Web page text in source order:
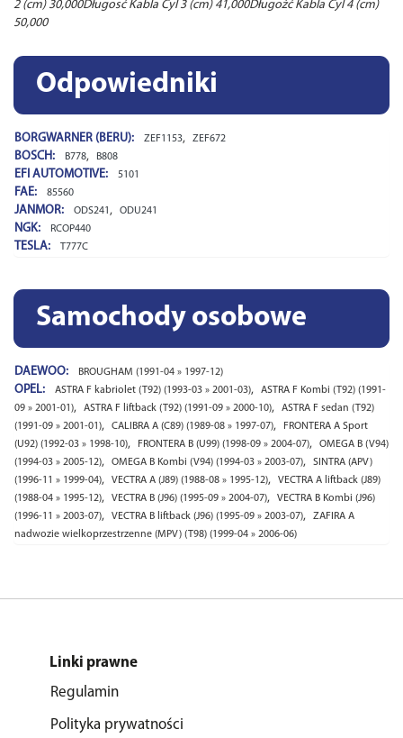
2 (cm) 30,000Długosć Kabla Cyl 3 (cm) 41,000Długożć Kabla Cyl 4 (cm)
50,000
Odpowiedniki
BORGWARNER (BERU): ZEF1153, ZEF672
BOSCH: B778, B808
EFI AUTOMOTIVE: 5101
FAE: 85560
JANMOR: ODS241 , ODU241
NGK: RCOP440
TESLA: T777C
Samochody osobowe
DAEWOO: BROUGHAM (1991-04 » 1997-12)
OPEL: ASTRA F kabriolet (T92) (1993-03 » 2001-03),
ASTRA F Kombi (T92) (1991-
09 » 2001-01), ASTRA F liftback (T92) (1991-09 » 2000-10),
ASTRA F sedan (T92)
(1991-09 » 2001-01), CALIBRA A (C89) (1989-08 » 1997-07),
FRONTERA A Sport
(U92) (1992-03 » 1998-10), FRONTERA B (U99) (1998-09 » 2004-07),
OMEGA B (V94)
(1994-03 » 2005-12), OMEGA B Kombi (V94) (1994-03 » 2003-07),
SINTRA (APV)
(1996-11 » 1999-04), VECTRA A (J89) (1988-08 » 1995-12),
VECTRA A liftback (J89)
(1988-04 » 1995-12), VECTRA B (J96) (1995-09 » 2004-07),
VECTRA B Kombi (J96)
(1996-11 » 2003-07), VECTRA B liftback (J96) (1995-09 » 2003-07),
ZAFIRA A
nadwozie wielkoprzestrzenne (MPV) (T98) (1999-04 » 2006-06)
Linki prawne
Regulamin
Polityka prywatności